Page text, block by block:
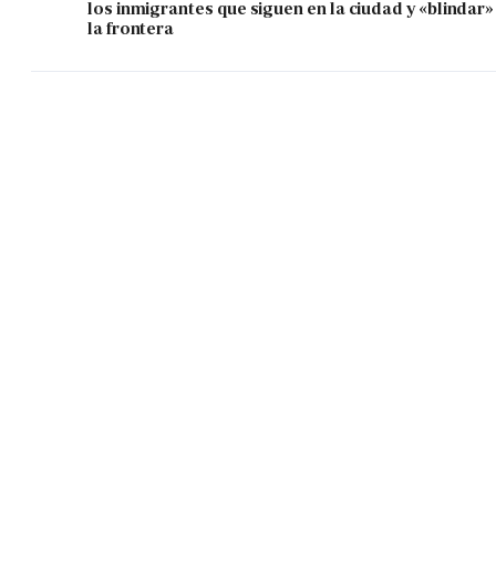
los inmigrantes que siguen en la ciudad y «blindar»
la frontera